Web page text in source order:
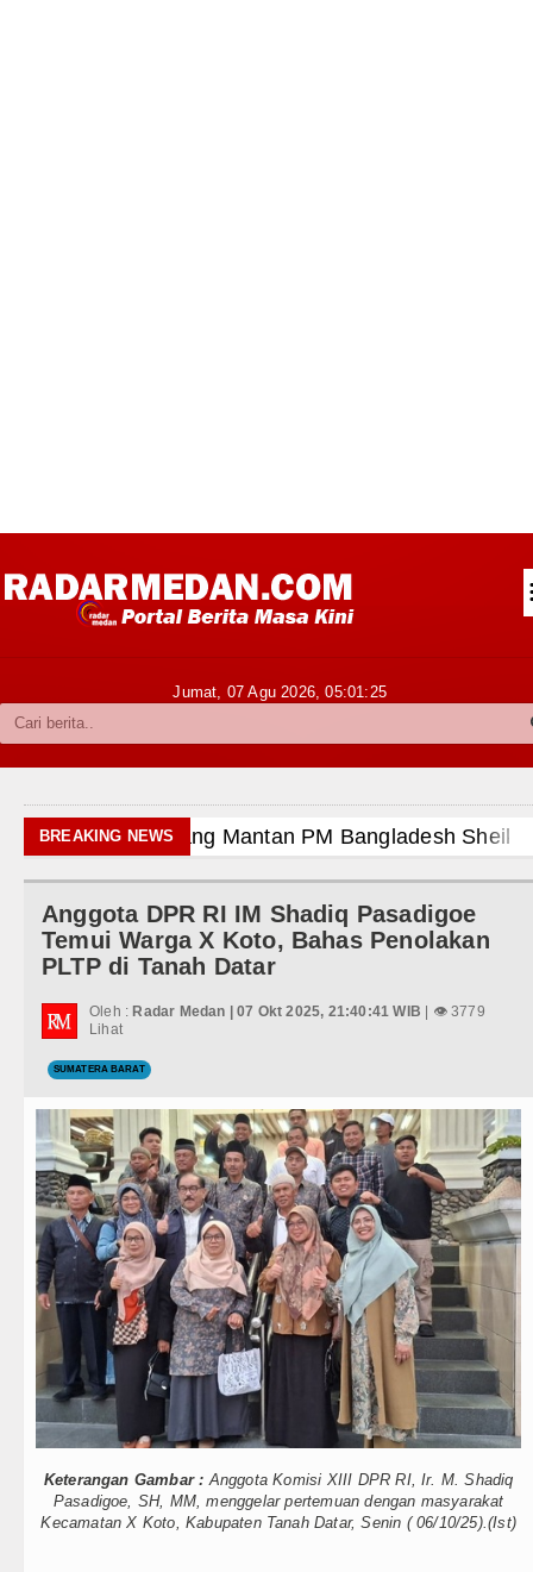
Kabupaten Karo
Politik
Hiburan
Olahraga
Teknologi
Internasional
Wisata
TIPS dan TRIK
+ Lainnya
Video
Kesehatan
Kuliner
Siraman Rohani
Jumat, 07 Agu 2026,05:01:27
BREAKING NEWS
Hukuman Mati
Pukul 22.00 WIB
Agustus 2026 Pukul 18.00 WIB
Kemala Bhayangkari 11 Tarutung
Aktif Saat Ada Acara
Anak Sejak dari Keluarga
Angkola
Seksual
Hukuman Mati
Pukul 22.00 WIB
Agustus 2026 Pukul 18.00 WIB
2026 di Hungaria Pukul 00.00 WIB
Kemala Bhayangkari 11 Tarutung
Anggota DPR RI IM Shadiq Pasadigoe
Temui Warga X Koto, Bahas Penolakan
PLTP di Tanah Datar
Oleh : Radar Medan | 07 Okt 2025, 21:40:41 WIB | 👁 3779
Lihat
SUMATERA BARAT
Keterangan Gambar : Anggota Komisi XIII DPR RI, Ir. M. Shadiq
Pasadigoe, SH, MM, menggelar pertemuan dengan masyarakat
Kecamatan X Koto, Kabupaten Tanah Datar, Senin ( 06/10/25).(Ist)